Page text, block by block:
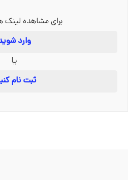
برای مشاهده لینک
وارد
یا
ثبت نام